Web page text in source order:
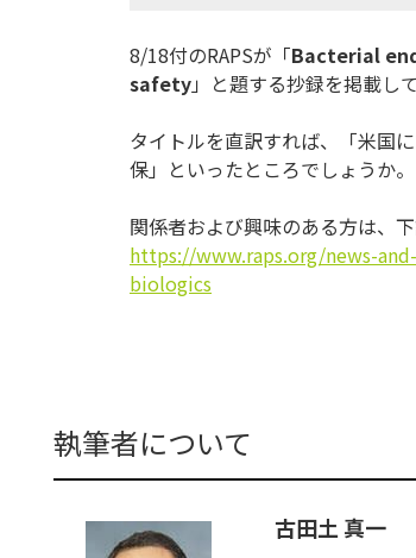
8/18付のRAPSが「Bacterial
safety」と題する抄録を掲載し
タイトルを直訳すれば、「米国
保」といったところでしょうか。
関係者および興味のある方は、
https://www.raps.org/news-and-
biologics
執筆者について
古田土 真一